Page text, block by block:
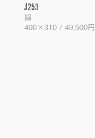
J253
綿
400×310 / 49,500円